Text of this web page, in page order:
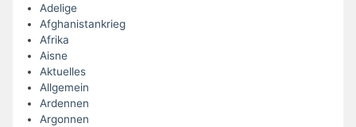
Adelige
Afghanistankrieg
Afrika
Aisne
Aktuelles
Allgemein
Ardennen
Argonnen